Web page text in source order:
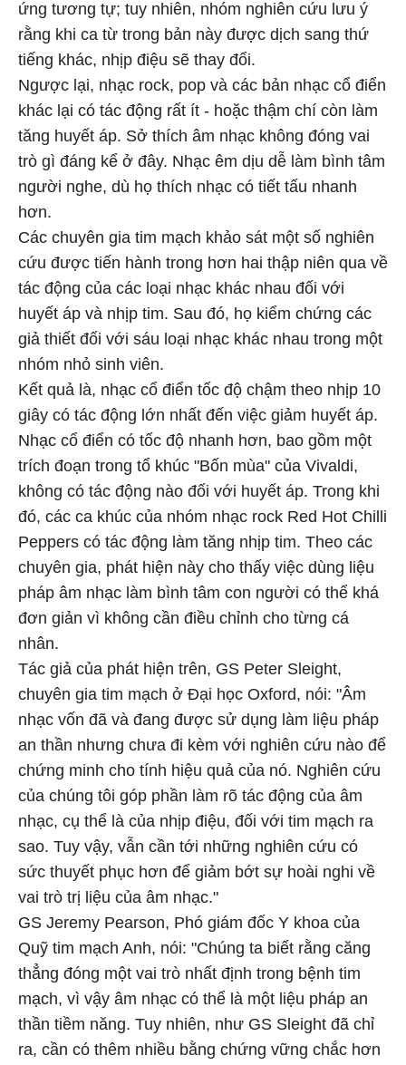
ứng tương tự; tuy nhiên, nhóm nghiên cứu lưu ý
rằng khi ca từ trong bản này được dịch sang thứ
tiếng khác, nhịp điệu sẽ thay đổi.
Ngược lại, nhạc rock, pop và các bản nhạc cổ điển
khác lại có tác động rất ít - hoặc thậm chí còn làm
tăng huyết áp. Sở thích âm nhạc không đóng vai
trò gì đáng kể ở đây. Nhạc êm dịu dễ làm bình tâm
người nghe, dù họ thích nhạc có tiết tấu nhanh
hơn.
Các chuyên gia tim mạch khảo sát một số nghiên
cứu được tiến hành trong hơn hai thập niên qua về
tác động của các loại nhạc khác nhau đối với
huyết áp và nhịp tim. Sau đó, họ kiểm chứng các
giả thiết đối với sáu loại nhạc khác nhau trong một
nhóm nhỏ sinh viên.
Kết quả là, nhạc cổ điển tốc độ chậm theo nhịp 10
giây có tác động lớn nhất đến việc giảm huyết áp.
Nhạc cổ điển có tốc độ nhanh hơn, bao gồm một
trích đoạn trong tổ khúc "Bốn mùa" của Vivaldi,
không có tác động nào đối với huyết áp. Trong khi
đó, các ca khúc của nhóm nhạc rock Red Hot Chilli
Peppers có tác động làm tăng nhịp tim. Theo các
chuyên gia, phát hiện này cho thấy việc dùng liệu
pháp âm nhạc làm bình tâm con người có thể khá
đơn giản vì không cần điều chỉnh cho từng cá
nhân.
Tác giả của phát hiện trên, GS Peter Sleight,
chuyên gia tim mạch ở Đại học Oxford, nói: "Âm
nhạc vốn đã và đang được sử dụng làm liệu pháp
an thần nhưng chưa đi kèm với nghiên cứu nào để
chứng minh cho tính hiệu quả của nó. Nghiên cứu
của chúng tôi góp phần làm rõ tác động của âm
nhạc, cụ thể là của nhịp điệu, đối với tim mạch ra
sao. Tuy vậy, vẫn cần tới những nghiên cứu có
sức thuyết phục hơn để giảm bớt sự hoài nghi về
vai trò trị liệu của âm nhạc."
GS Jeremy Pearson, Phó giám đốc Y khoa của
Quỹ tim mạch Anh, nói: "Chúng ta biết rằng căng
thẳng đóng một vai trò nhất định trong bệnh tim
mạch, vì vậy âm nhạc có thể là một liệu pháp an
thần tiềm năng. Tuy nhiên, như GS Sleight đã chỉ
ra, cần có thêm nhiều bằng chứng vững chắc hơn